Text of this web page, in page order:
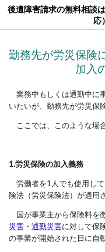
後遺障害請求の無料相談
応）
勤務先が労災保険
加入
業務中もしくは通勤中に
いたいが、勤務先が労災保
ここでは、このような場
1.労災保険の加入義務
労働者を1人でも使用し
険法（労災保険法）が適用
国が事業主から保険料を
災害 ・ 通勤災害に対して保
の事業が開始された日に自